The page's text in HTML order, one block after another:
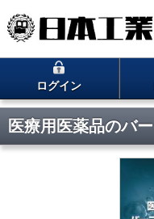
ログイン